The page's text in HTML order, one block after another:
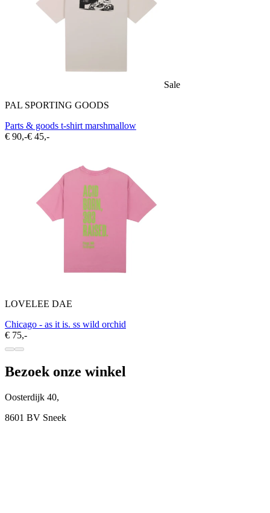
Sale
PAL SPORTING GOODS
Parts & goods t-shirt marshmallow
€ 90,-€ 45,-
LOVELEE DAE
Chicago - as it is. ss wild orchid
€ 75,-
Bezoek onze winkel
Oosterdijk 40,
8601 BV Sneek